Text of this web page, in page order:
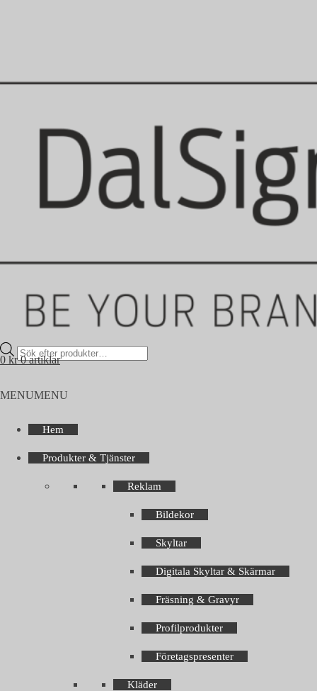
Products
search
0 kr 0 artiklar
MENUMENU
Hem
Produkter & Tjänster
Reklam
Bildekor
Skyltar
Digitala Skyltar & Skärmar
Fräsning & Gravyr
Profilprodukter
Företagspresenter
Kläder